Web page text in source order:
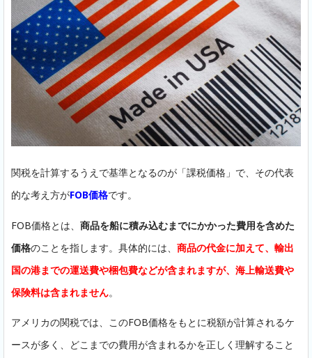
関税を計算するうえで基準となるのが「課税価格」で、その代表
的な考え方がFOB価格です。
FOB価格とは、 商品を船に積み込むまでにかかった費用を含めた
価格のことを指します。具体的には、 商品の代金に加えて、輸出
国の港までの運送費や梱包費などが含まれますが、海上輸送費や
保険料は含まれません。
アメリカの関税では、このFOB価格をもとに税額が計算されるケ
ースが多く、どこまでの費用が含まれるかを正しく理解すること